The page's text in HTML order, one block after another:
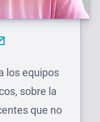
los equipos
sobre la
que no